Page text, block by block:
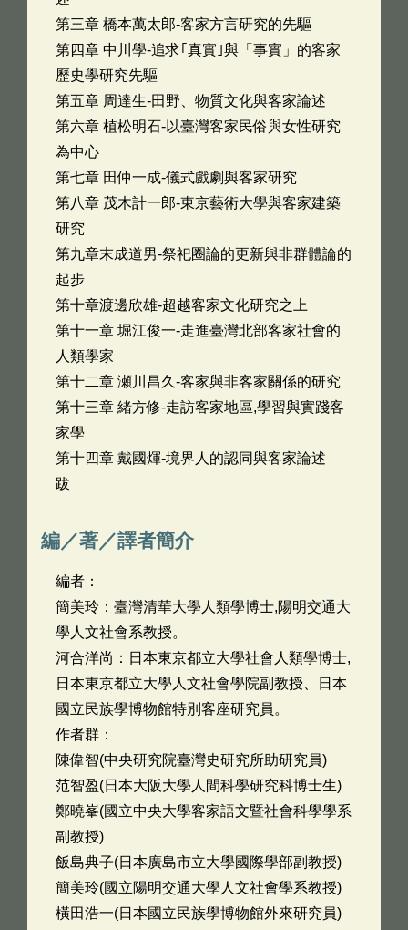
第三章 橋本萬太郎-客家方言研究的先驅
第四章 中川學-追求｢真實｣與「事實」的客家
歷史學研究先驅
第五章 周達生-田野、物質文化與客家論述
第六章 植松明石-以臺灣客家民俗與女性研究
為中心
第七章 田仲一成-儀式戲劇與客家研究
第八章 茂木計一郎-東京藝術大學與客家建築
研究
第九章末成道男-祭祀圈論的更新與非群體論的
起步
第十章渡邊欣雄-超越客家文化研究之上
第十一章 堀江俊一-走進臺灣北部客家社會的
人類學家
第十二章 瀬川昌久-客家與非客家關係的研究
第十三章 緒方修-走訪客家地區,學習與實踐客
家學
第十四章 戴國煇-境界人的認同與客家論述
跋
編／著／譯者簡介
編者：
簡美玲：臺灣清華大學人類學博士,陽明交通大
學人文社會系教授。
河合洋尚：日本東京都立大學社會人類學博士,
日本東京都立大學人文社會學院副教授、日本
國立民族學博物館特別客座研究員。
作者群：
陳偉智(中央研究院臺灣史研究所助研究員)
范智盈(日本大阪大學人間科學研究科博士生)
鄭曉峯(國立中央大學客家語文暨社會科學學系
副教授)
飯島典子(日本廣島市立大學國際學部副教授)
簡美玲(國立陽明交通大學人文社會學系教授)
橫田浩一(日本國立民族學博物館外來研究員)